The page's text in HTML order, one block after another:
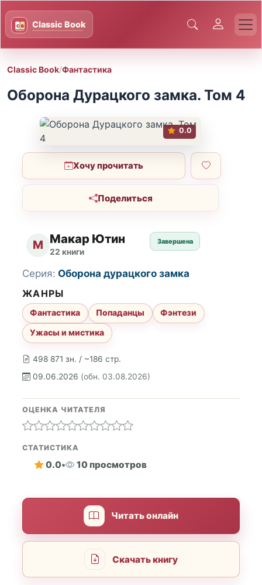
Classic Book/Фантастика
Оборона Дурацкого замка. Том 4
0.0
Хочу прочитать
Поделиться
М Макар Ютин
22 книги
Завершена
498 871 зн. / ~186 стр.
09.06.2026 (обн. 03.08.2026)
Серия: Оборона дурацкого замка
ЖАНРЫ
Фантастика Попаданцы
Фэнтези
Ужасы и мистика
ОЦЕНКА ЧИТАТЕЛЯ
СТАТИСТИКА
0.0• 10 просмотров
Читать онлайн
Скачать книгу